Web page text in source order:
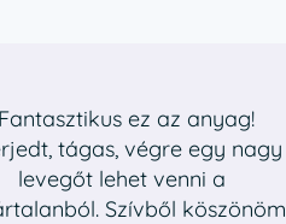
ez az anyag!
tágas, végre egy nagy
levegőt lehet venni a
Szívből köszönöm